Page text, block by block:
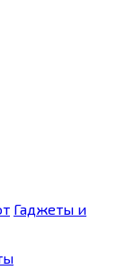
Гаджеты и